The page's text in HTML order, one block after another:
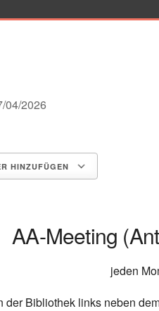
04/2026
HINZUFÜGEN
AA-Meeting
jeden
der Bibliothek links neben